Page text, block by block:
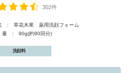
302件
: 草花木果 薬用洗顔フォーム
: 90g(約90回分)
洗顔料